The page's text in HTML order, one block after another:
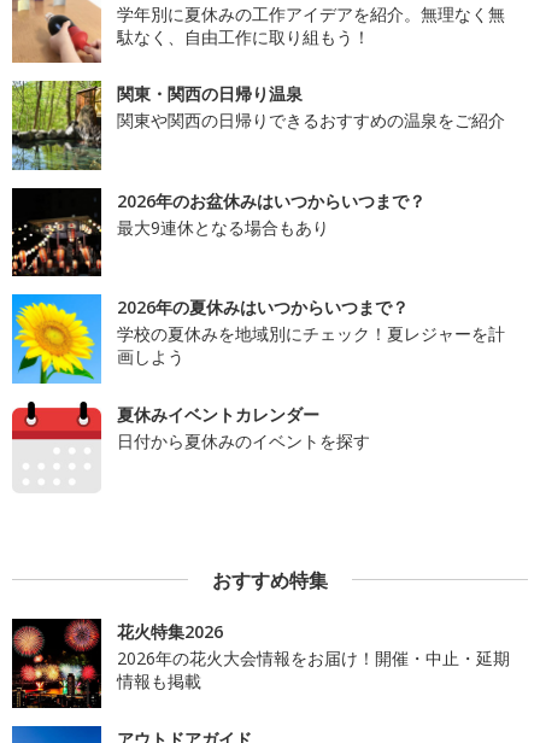
学年別に夏休みの工作アイデアを紹介。無理なく無
駄なく、自由工作に取り組もう！
関東・関西の日帰り温泉
関東や関西の日帰りできるおすすめの温泉をご紹介
2026年のお盆休みはいつからいつまで？
最大9連休となる場合もあり
2026年の夏休みはいつからいつまで？
学校の夏休みを地域別にチェック！夏レジャーを計
画しよう
夏休みイベントカレンダー
日付から夏休みのイベントを探す
おすすめ特集
花火特集2026
2026年の花火大会情報をお届け！開催・中止・延期
情報も掲載
アウトドアガイド